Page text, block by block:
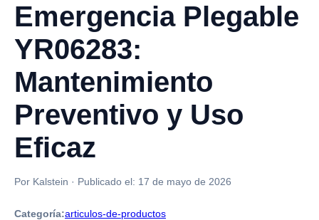
Emergencia Plegable
YR06283:
Mantenimiento
Preventivo y Uso
Eficaz
Por Kalstein · Publicado el: 17 de mayo de 2026
Categoría:articulos-de-productos